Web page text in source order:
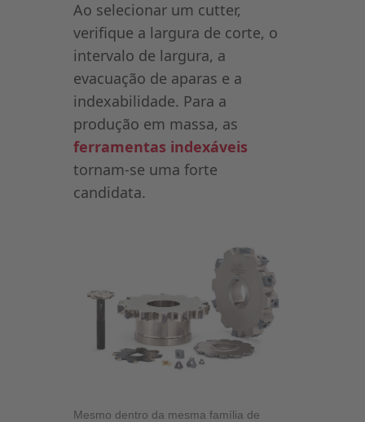
Ao selecionar um cutter,
verifique a largura de corte, o
intervalo de largura, a
evacuação de aparas e a
indexabilidade. Para a
produção em massa, as
ferramentas indexáveis
tornam-se uma forte
candidata.
Mesmo dentro da mesma família de